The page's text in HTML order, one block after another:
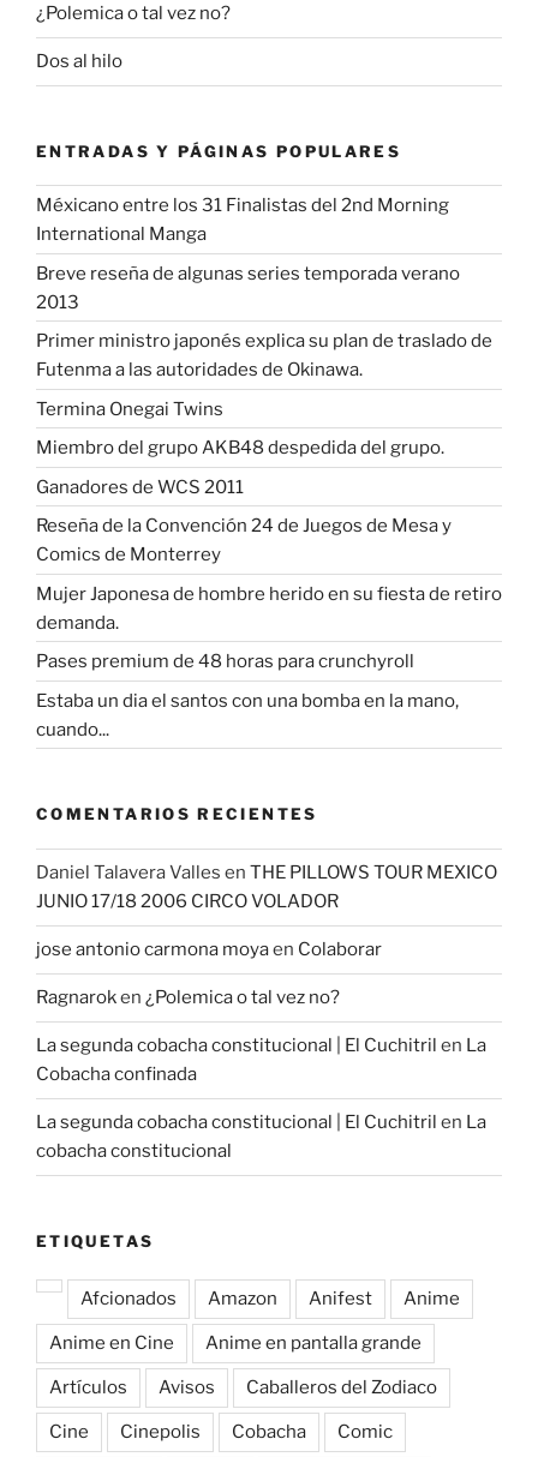
¿Polemica o tal vez no?
Dos al hilo
ENTRADAS Y PÁGINAS POPULARES
Méxicano entre los 31 Finalistas del 2nd Morning
International Manga
Breve reseña de algunas series temporada verano
2013
Primer ministro japonés explica su plan de traslado de
Futenma a las autoridades de Okinawa.
Termina Onegai Twins
Miembro del grupo AKB48 despedida del grupo.
Ganadores de WCS 2011
Reseña de la Convención 24 de Juegos de Mesa y
Comics de Monterrey
Mujer Japonesa de hombre herido en su fiesta de retiro
demanda.
Pases premium de 48 horas para crunchyroll
Estaba un dia el santos con una bomba en la mano,
cuando...
COMENTARIOS RECIENTES
Daniel Talavera Valles en THE PILLOWS TOUR MEXICO
JUNIO 17/18 2006 CIRCO VOLADOR
jose antonio carmona moyaen Colaborar
Ragnaroken ¿Polemica o tal vez no?
La segunda cobacha constitucional | El Cuchitril en La
Cobacha confinada
La segunda cobacha constitucional | El Cuchitril en La
cobacha constitucional
ETIQUETAS
Afcionados Amazon Anifest Anime
Anime en Cine Anime en pantalla grande
Artículos Avisos Caballeros del Zodiaco
Cine Cinepolis Cobacha Comic